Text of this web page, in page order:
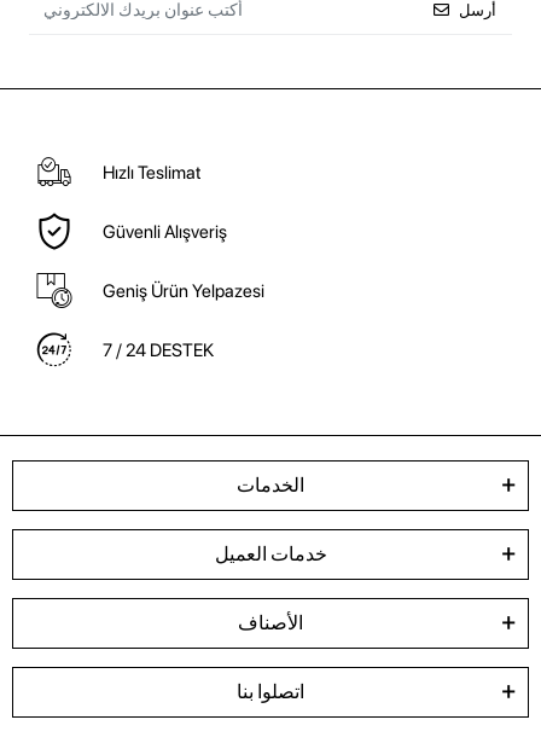
أرسل
Hızlı Teslimat
Güvenli Alışveriş
Geniş Ürün Yelpazesi
7 / 24 DESTEK
الخدمات
خدمات العميل
الأصناف
اتصلوا بنا